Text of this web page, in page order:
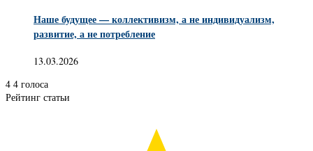
Наше будущее — коллективизм, а не индивидуализм,
развитие, а не потребление
13.03.2026
4 4 голоса
Рейтинг статьи